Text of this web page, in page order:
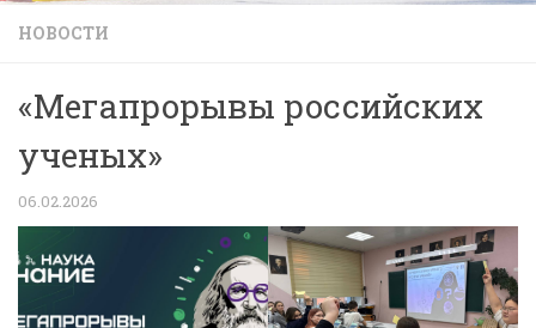
НОВОСТИ
«Мегапрорывы российских
ученых»
06.02.2026